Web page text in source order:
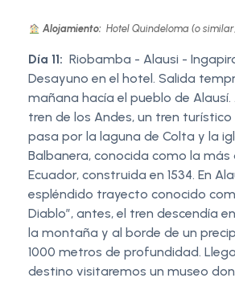
Alojamiento: Hotel Quindeloma (o
Día 11: Riobamba - Alausi -
Desayuno en el hotel. Salida
mañana hacía el pueblo de Alausí.
tren de los Andes, un tren
pasa por la laguna de Colta y la
Balbanera, conocida como la más
Ecuador, construida en 1534. En
espléndido trayecto conocido
Diablo”, antes, el tren descendía
la montaña y al borde de un
1000 metros de profundidad.
destino visitaremos un museo